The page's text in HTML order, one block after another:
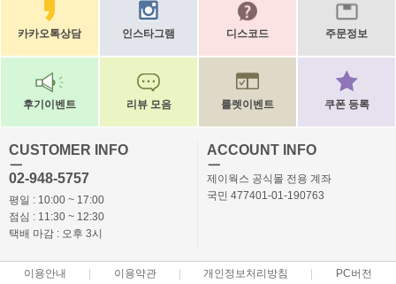
카카오톡상담 인스타그램 디스코드 주문정보
후기이벤트 리뷰 모음 룰렛이벤트 쿠폰 등록
CUSTOMER INFO
ㅡ
02-948-5757
평일 : 10:00 ~ 17:00
점심 : 11:30 ~ 12:30
택배 마감 : 오후 3시
ACCOUNT INFO
ㅡ
제이웍스 공식몰 전용 계좌
국민 477401-01-190763
이용안내 이용약관 개인정보처리방침 PC버전